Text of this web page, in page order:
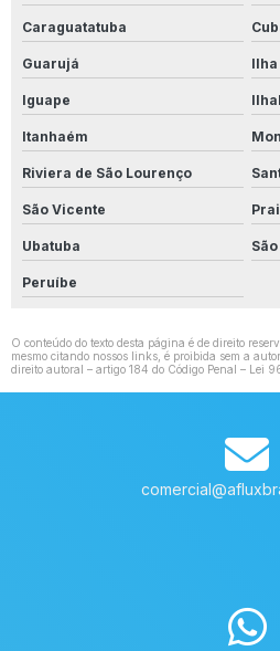
Caraguatatuba
Guarujá
Iguape
Itanhaém
Riviera de São Lourenço
São Vicente
Ubatuba
Peruíbe
O conteúdo do texto desta página é de direito
mesmo citando nossos links, é proibida sem a
direito autoral – artigo 184 do Código Penal – Lei